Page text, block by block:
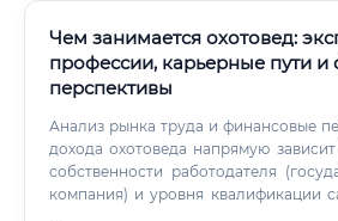
Чем занимается охотовед:
профессии, карьерные пути
перспективы
Анализ рынка труда и финансовые
дохода охотоведа напрямую
собственности работодателя
компания) и уровня квалификации